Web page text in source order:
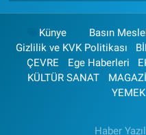
Künye Basın
Gizlilik ve KVK Politikası
ÇEVRE
Ege Haberleri
KÜLTÜR SANAT
Haber